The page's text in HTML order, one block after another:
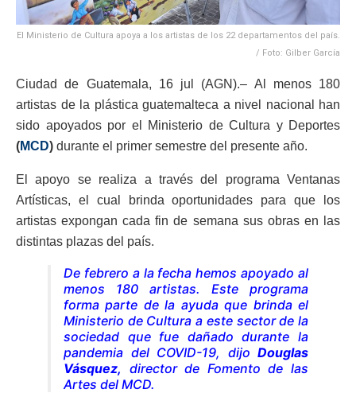
El Ministerio de Cultura apoya a los artistas de los 22 departamentos del país.
/ Foto: Gilber García
Ciudad de Guatemala, 16 jul (AGN).– Al menos 180
artistas de la plástica guatemalteca a nivel nacional han
sido apoyados por el Ministerio de Cultura y Deportes
(MCD) durante el primer semestre del presente año.
El apoyo se realiza a través del programa Ventanas
Artísticas, el cual brinda oportunidades para que los
artistas expongan cada fin de semana sus obras en las
distintas plazas del país.
De febrero a la fecha hemos apoyado al
menos 180 artistas. Este programa
forma parte de la ayuda que brinda el
Ministerio de Cultura a este sector de la
sociedad que fue dañado durante la
pandemia del COVID-19, dijo Douglas
Vásquez, director de Fomento de las
Artes del MCD.